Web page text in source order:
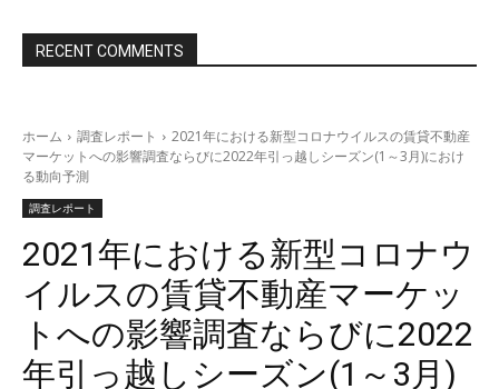
RECENT COMMENTS